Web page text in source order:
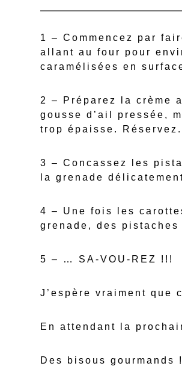
1 – Commencez par
allant au four pour
caramélisées en
2 – Préparez la crème
gousse d’ail pressée,
trop épaisse. Réservez.
3 – Concassez les
la grenade
4 – Une fois les
grenade, des
5 – … SA-VOU-REZ !!!
J’espère vraiment que
En attendant la
Des bisous gourmands !